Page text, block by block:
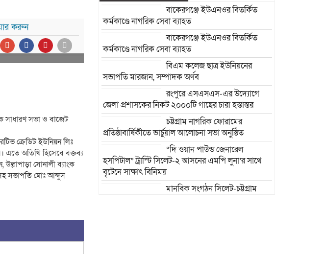
করুন
সাধারণ সভা ও বাজেট
ক্রেডিট ইউনিয়ন লিঃ
এতে অতিথি হিসেবে বক্তব্য
সোনালী ব্যাংক
সভাপতি মোঃ আব্দুস
বাকেরগঞ্জে ইউএনওর বিতর্কিত
কর্মকাণ্ডে নাগরিক সেবা ব্যাহত
বাকেরগঞ্জে ইউএনওর বিতর্কিত
কর্মকাণ্ডে নাগরিক সেবা ব্যাহত
বিএম কলেজ ছাত্র ইউনিয়নের
সভাপতি মারজান, সম্পাদক অর্ণব
রংপুরে এসএসএস-এর উদ্যোগে
জেলা প্রশাসকের নিকট ২০০০টি গাছের চারা হস্তান্তর
চট্টগ্রাম নাগরিক ফোরামের
প্রতিষ্ঠাবার্ষিকীতে ভার্চুয়াল আলোচনা সভা অনুষ্ঠিত
“দি ওয়ান পাউন্ড জেনারেল
হসপিটাল” ট্রাস্টি সিলেট-২ আসনের এমপি লুনা’র সা‌থে
বৃটেনে সাক্ষাৎ বিনিময়
মানবিক সংগঠন সিলেট-চট্টগ্রাম